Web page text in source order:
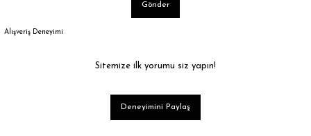
Gönder
Alışveriş Deneyimi
Sitemize ilk yorumu siz yapın!
Deneyimini Paylaş